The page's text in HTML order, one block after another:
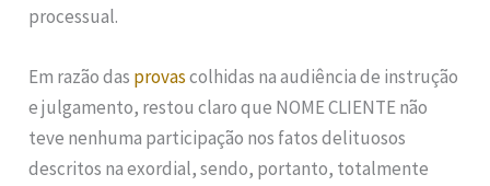
processual.
Em razão das provascolhidas na audiência de instrução
e julgamento, restou claro que NOME CLIENTE não
teve nenhuma participação nos fatos delituosos
descritos na exordial, sendo, portanto, totalmente